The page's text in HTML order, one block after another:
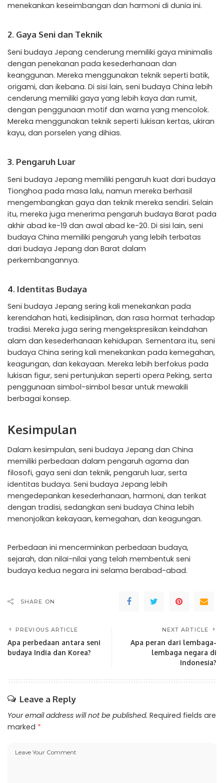
menekankan keseimbangan dan harmoni di dunia ini.
2. Gaya Seni dan Teknik
Seni budaya Jepang cenderung memiliki gaya minimalis
dengan penekanan pada kesederhanaan dan
keanggunan. Mereka menggunakan teknik seperti batik,
origami, dan ikebana. Di sisi lain, seni budaya China lebih
cenderung memiliki gaya yang lebih kaya dan rumit,
dengan penggunaan motif dan warna yang mencolok.
Mereka menggunakan teknik seperti lukisan kertas, ukiran
kayu, dan porselen yang dihias.
3. Pengaruh Luar
Seni budaya Jepang memiliki pengaruh kuat dari budaya
Tionghoa pada masa lalu, namun mereka berhasil
mengembangkan gaya dan teknik mereka sendiri. Selain
itu, mereka juga menerima pengaruh budaya Barat pada
akhir abad ke-19 dan awal abad ke-20. Di sisi lain, seni
budaya China memiliki pengaruh yang lebih terbatas
dari budaya Jepang dan Barat dalam
perkembangannya.
4. Identitas Budaya
Seni budaya Jepang sering kali menekankan pada
kerendahan hati, kedisiplinan, dan rasa hormat terhadap
tradisi. Mereka juga sering mengekspresikan keindahan
alam dan kesederhanaan kehidupan. Sementara itu, seni
budaya China sering kali menekankan pada kemegahan,
keagungan, dan kekayaan. Mereka lebih berfokus pada
lukisan figur, seni pertunjukan seperti opera Peking, serta
penggunaan simbol-simbol besar untuk mewakili
berbagai konsep.
Kesimpulan
Dalam kesimpulan, seni budaya Jepang dan China
memiliki perbedaan dalam pengaruh agama dan
filosofi, gaya seni dan teknik, pengaruh luar, serta
identitas budaya. Seni budaya Jepang lebih
mengedepankan kesederhanaan, harmoni, dan terikat
dengan tradisi, sedangkan seni budaya China lebih
menonjolkan kekayaan, kemegahan, dan keagungan.
Perbedaan ini mencerminkan perbedaan budaya,
sejarah, dan nilai-nilai yang telah membentuk seni
budaya kedua negara ini selama berabad-abad.
SHARE ON
PREVIOUS ARTICLE
Apa perbedaan antara seni
budaya India dan Korea?
NEXT ARTICLE
Apa peran dari lembaga-
lembaga negara di
Indonesia?
Leave a Reply
Your email address will not be published. Required fields are
marked *